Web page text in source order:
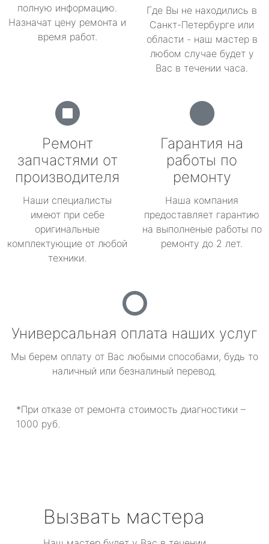
полную информацию.
Назначат цену ремонта и
время работ.
Где Вы не находились в
Санкт-Петербурге или
области - наш мастер в
любом случае будет у
Вас в течении часа.
Ремонт
запчастями от
производителя
Наши специалисты
имеют при себе
оригинальные
комплектующие от любой
техники.
Гарантия на
работы по
ремонту
Наша компания
предоставляет гарантию
на выполненые работы по
ремонту до 2 лет.
Универсальная оплата наших услуг
Мы берем оплату от Вас любыми способами, будь то
наличный или безналиный перевод.
*При отказе от ремонта стоимость диагностики –
1000 руб.
Вызвать мастера